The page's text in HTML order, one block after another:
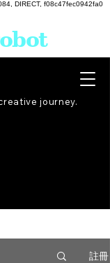
DIRECT, f08c47fec0942fa0
journey.
註冊